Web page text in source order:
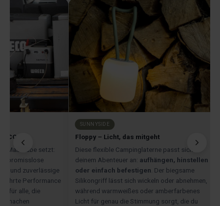
Maßstäbe setzt:
und zuverlässige
Performance
für alle, die
machen
SUNNYSIDE
Floppy – Licht, das mitgeht
Diese flexible Campinglaterne passt sich
deinem Abenteuer an: aufhängen, hinstellen
oder einfach befestigen. Der biegsame
Silikongriff lässt sich wickeln oder abnehmen,
während warmweißes oder amberfarbenes
Licht für genau die Stimmung sorgt, die du